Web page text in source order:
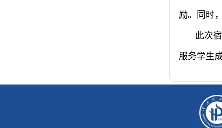
励。同时
此次
服务学生